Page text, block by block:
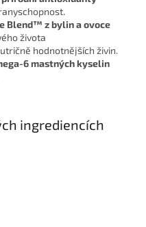
Blend™ z bylin a ovoce
života
hodnotnějších živin.
6 mastných kyselin
ingrediencích